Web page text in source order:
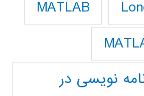
MATLAB
نویسی در